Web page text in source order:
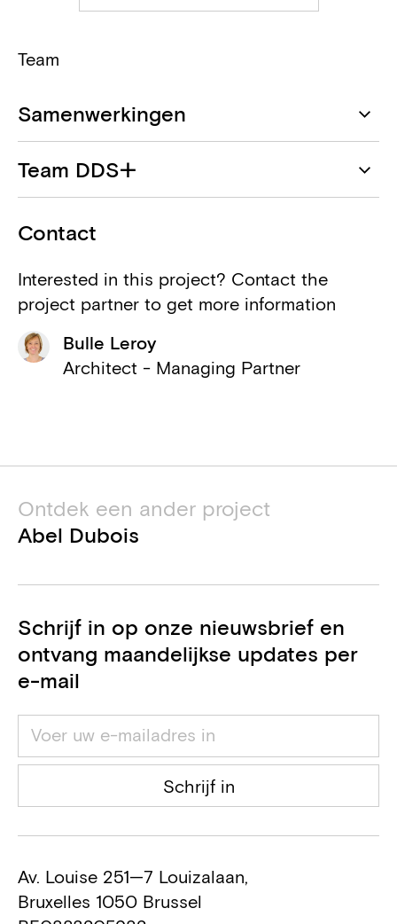
Team
Samenwerkingen
Bouwheer
Ingenieur stabiliteit & technieken
Macobo-Stabo
BEP & Acoustics consultant
Vekmo Safety
Adviseur EPB & akoestiek
Team DDS+
Mariella Selleslagh
Renaud De Backer
Contact
Interested in this project? Contact the
project partner to get more information
Bulle Leroy
Architect - Managing Partner
Ontdek een ander project
Abel Dubois
Schrijf in op onze nieuwsbrief en
ontvang maandelijkse updates per
e-mail
Schrijf in
Av. Louise 251—7 Louizalaan,
Bruxelles 1050 Brussel